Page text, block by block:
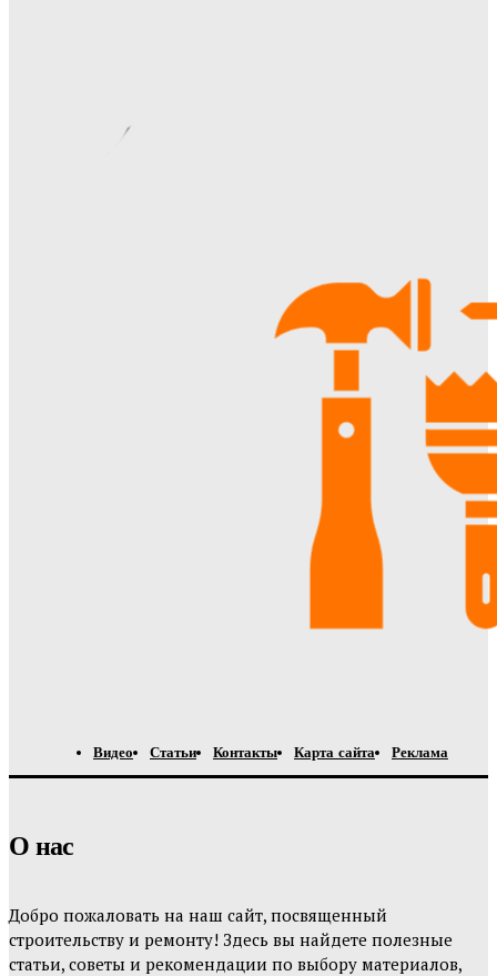
Видео Статьи Контакты Карта сайта Реклама
О нас
Добро пожаловать на наш сайт, посвященный
строительству и ремонту! Здесь вы найдете полезные
статьи, советы и рекомендации по выбору материалов,